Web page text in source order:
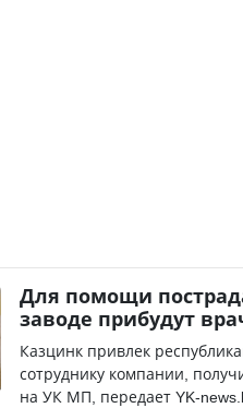
Для помощи
заводе прибудут
Казцинк привлек
сотруднику компании,
на УК МП, передает YK-